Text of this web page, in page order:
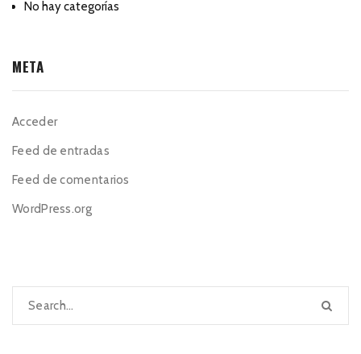
No hay categorías
META
Acceder
Feed de entradas
Feed de comentarios
WordPress.org